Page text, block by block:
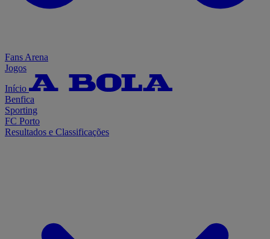
Fans Arena
Jogos
Início
Benfica
Sporting
FC Porto
Resultados e Classificações